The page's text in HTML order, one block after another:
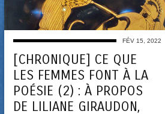
FÉV 15, 2022
[CHRONIQUE] CE QUE
LES FEMMES FONT À LA
POÉSIE (2) : À PROPOS
DE LILIANE GIRAUDON,